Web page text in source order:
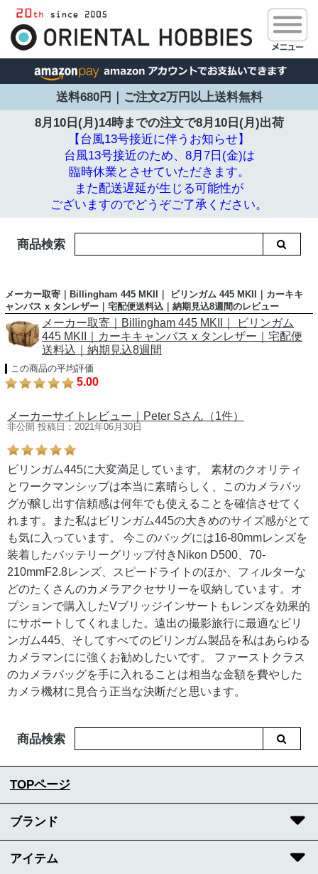
送料680円｜ご注文2万円以上送料無料
8月10日(月)14時までの注文で8月10日(月)出荷
【台風13号接近に伴うお知らせ】
台風13号接近のため、8月7日(金)は
臨時休業とさせていただきます。
また配送遅延が生じる可能性が
ございますのでどうぞご了承ください。
商品検索
メーカー取寄｜Billingham 445 MKII｜ ビリンガム 445 MKII｜カーキキ
ャンバス x タンレザー｜宅配便送料込｜納期見込8週間のレビュー
メーカー取寄｜Billingham 445 MKII｜ ビリンガム
445 MKII｜カーキキャンバス x タンレザー｜宅配便
送料込｜納期見込8週間
この商品の平均評価
5.00
メーカーサイトレビュー｜Peter Sさん（1件）
非公開 投稿日：2021年06月30日
ビリンガム445に大変満足しています。 素材のクオリティ
とワークマンシップは本当に素晴らしく、このカメラバッ
グが醸し出す信頼感は何年でも使えることを確信させてく
れます。また私はビリンガム445の大きめのサイズ感がとて
も気に入っています。 今このバッグには16-80mmレンズを
装着したバッテリーグリップ付きNikon D500、70-
210mmF2.8レンズ、スピードライトのほか、フィルターな
どのたくさんのカメラアクセサリーを収納しています。オ
プションで購入したVブリッジインサートもレンズを効果的
にサポートしてくれました。遠出の撮影旅行に最適なビリ
ンガム445、そしてすべてのビリンガム製品を私はあらゆる
カメラマンにに強くお勧めしたいです。 ファーストクラス
のカメラバッグを手に入れることは相当な金額を費やした
カメラ機材に見合う正当な決断だと思います。
商品検索
TOPページ
ブランド
アイテム